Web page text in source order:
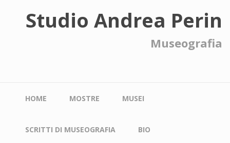
contenutoStudio Andrea Perin
Museografia
Main
HOME MOSTRE MUSEI
SCRITTI DI MUSEOGRAFIA BIO